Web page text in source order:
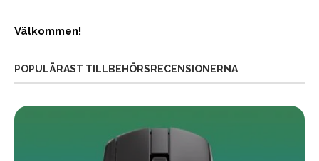
Välkommen!
POPULÄRAST TILLBEHÖRSRECENSIONERNA